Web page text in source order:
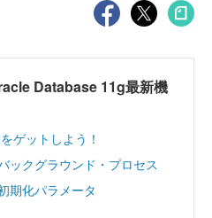
Database 11g最新機
ゲットしよう！
ックグラウンド・プロセス
期化パラメータ